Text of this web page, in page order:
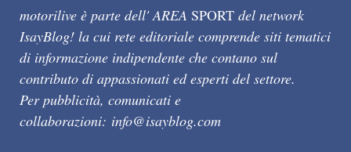
motorilive è parte dell' AREA SPORT del network
IsayBlog! la cui rete editoriale comprende siti tematici
di informazione indipendente che contano sul
contributo di appassionati ed esperti del settore.
Per pubblicità, comunicati e
collaborazioni: info@isayblog.com